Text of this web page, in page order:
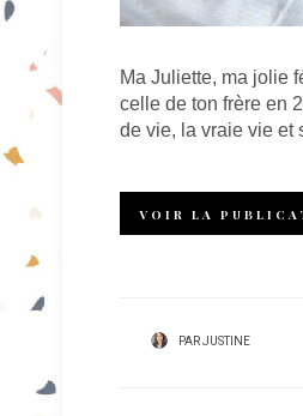
Ma Juliette, ma jolie
celle de ton frère en
de vie, la vraie vie
VOIR LA
PARJUSTINE